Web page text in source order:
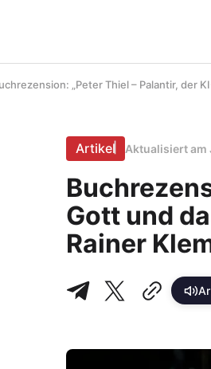
„Peter Thiel – Palantir, der
Artikel Aktualisiert am
Gott und
Rainer